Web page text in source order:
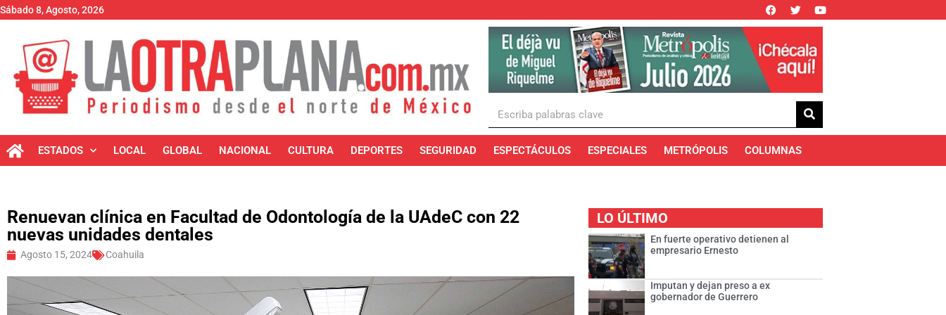
Sábado 8, Agosto, 2026
ESTADOS LOCAL GLOBAL NACIONAL CULTURA DEPORTES SEGURIDAD ESPECTÁCULOS ESPECIALES METRÓPOLIS COLUMNAS
Renuevan clínica en Facultad de Odontología de la UAdeC con 22
nuevas unidades dentales
Agosto 15, 2024 Coahuila
LO ÚLTIMO
En fuerte operativo detienen al
empresario Ernesto
Imputan y dejan preso a ex
gobernador de Guerrero